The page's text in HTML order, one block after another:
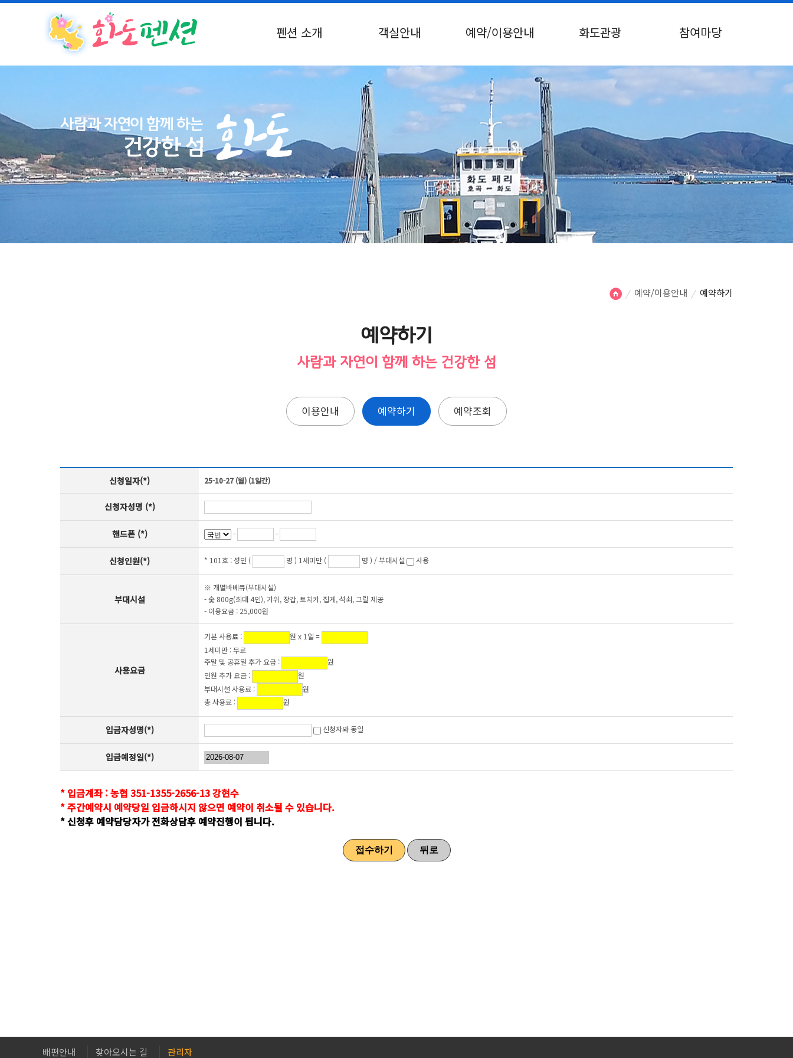
펜션 소개 객실안내 예약/이용안내 화도관광 참여마당
예약/이용안내 예약하기
예약하기
사람과 자연이 함께 하는 건강한 섬
이용안내 예약하기 예약조회
신청일자(*) 25-10-27 (월) (1일간)
신청자성명 (*)
핸드폰 (*) - -
신청인원(*) * 101호 :성인 ( 명 ) 1세미만 ( 명 ) / 부대시설 사용
부대시설
※ 개별바베큐(부대시설)
- 숯 800g(최대 4인), 가위, 장갑, 토치카, 집게, 석쇠, 그릴 제공
- 이용요금 : 25,000원
사용요금
기본 사용료 :
원 x 1일 =
1세미만 : 무료
주말 및 공휴일 추가 요금 :
원
인원 추가 요금 :
원
부대시설 사용료 :
원
총 사용료 :
원
입금자성명(*) 신청자와 동일
입금예정일(*)
* 입금계좌 : 농협 351-1355-2656-13 강현수
* 주간예약시 예약당일 입금하시지 않으면 예약이 취소될 수 있습니다.
* 신청후 예약담당자가 전화상담후 예약진행이 됩니다.
배편안내 찾아오시는 길 관리자